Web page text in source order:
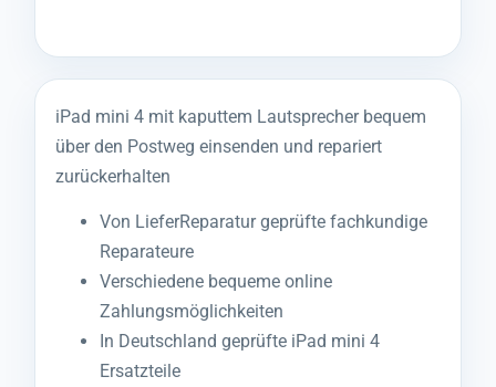
iPad mini 4 mit kaputtem Lautsprecher bequem
über den Postweg einsenden und repariert
zurückerhalten
Von LieferReparatur geprüfte fachkundige
Reparateure
Verschiedene bequeme online
Zahlungsmöglichkeiten
In Deutschland geprüfte iPad mini 4
Ersatzteile